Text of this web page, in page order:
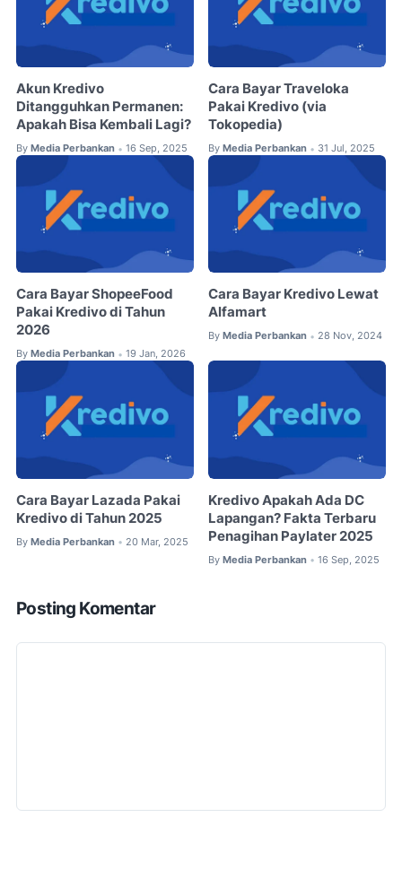
Akun Kredivo
Ditangguhkan Permanen:
Apakah Bisa Kembali Lagi?
By Media Perbankan • 16 Sep, 2025
Cara Bayar Traveloka
Pakai Kredivo (via
Tokopedia)
By Media Perbankan • 31 Jul, 2025
Cara Bayar ShopeeFood
Pakai Kredivo di Tahun
2026
By Media Perbankan • 19 Jan, 2026
Cara Bayar Kredivo Lewat
Alfamart
By Media Perbankan • 28 Nov, 2024
Cara Bayar Lazada Pakai
Kredivo di Tahun 2025
By Media Perbankan • 20 Mar, 2025
Kredivo Apakah Ada DC
Lapangan? Fakta Terbaru
Penagihan Paylater 2025
By Media Perbankan • 16 Sep, 2025
Posting Komentar